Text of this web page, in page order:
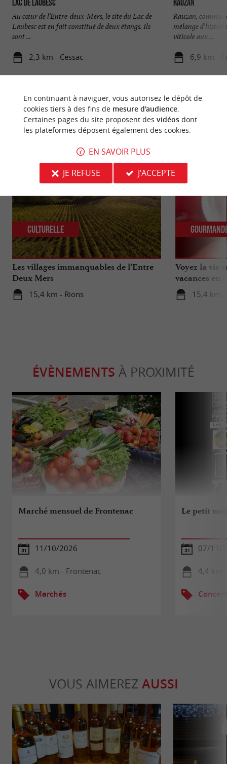
Lac de Laubesc
Au cœur de l’Entre-deux-Mers, le site du Lac de
Laubesc est en fait constitué de deux étangs. Ils
sont ...
2,3 km - Cessac
Rauzan
Rauzan,
mélange
viticole aux ...
6,9 km -
NOUS AVONS TESTÉPOUR VOUS
Les villages immanquables de l’Entre
Deux Mers
15,4 km - Rions
Culturelle
Voyez la vie
vacances en
15,4 km -
ÉVÈNEMENTS À PROXIMITÉ
Marché mensuel de Frontenac
11/10/2026
4,0 km - Frontenac
Marchés
Le petit
07/11/
4,4 km
VOUS AIMEREZ AUSSI
En continuant à naviguer, vous autorisez le dépôt de
cookies tiers à des fins de mesure d'audience.
Certaines pages du site proposent des vidéosdont
les plateformes déposent également des cookies.
EN SAVOIR PLUS
JE REFUSE
J'ACCEPTE